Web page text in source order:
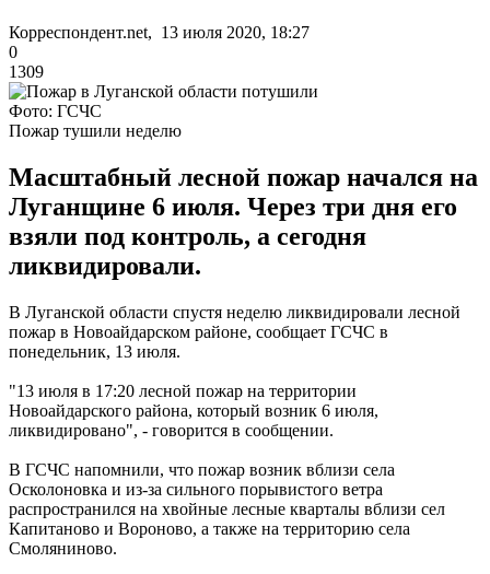
Корреспондент.net, 13 июля 2020, 18:27
0
1309
Фото: ГСЧС
Пожар тушили неделю
Масштабный лесной пожар начался на
Луганщине 6 июля. Через три дня его
взяли под контроль, а сегодня
ликвидировали.
В Луганской области спустя неделю ликвидировали лесной
пожар в Новоайдарском районе, сообщает ГСЧС в
понедельник, 13 июля.
"13 июля в 17:20 лесной пожар на территории
Новоайдарского района, который возник 6 июля,
ликвидировано", - говорится в сообщении.
В ГСЧС напомнили, что пожар возник вблизи села
Осколоновка и из-за сильного порывистого ветра
распространился на хвойные лесные кварталы вблизи сел
Капитаново и Вороново, а также на территорию села
Смоляниново.